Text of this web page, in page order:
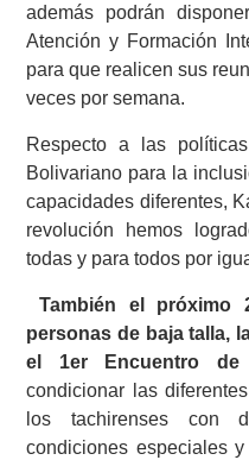
además podrán
Atención y Formación
para que realicen sus
veces por semana.
Respecto a las
Bolivariano para la
capacidades diferentes,
revolución hemos
todas y para todos por
También el
personas de baja talla,
el 1er Encuentro de
condicionar las
los tachirenses con
condiciones especiales